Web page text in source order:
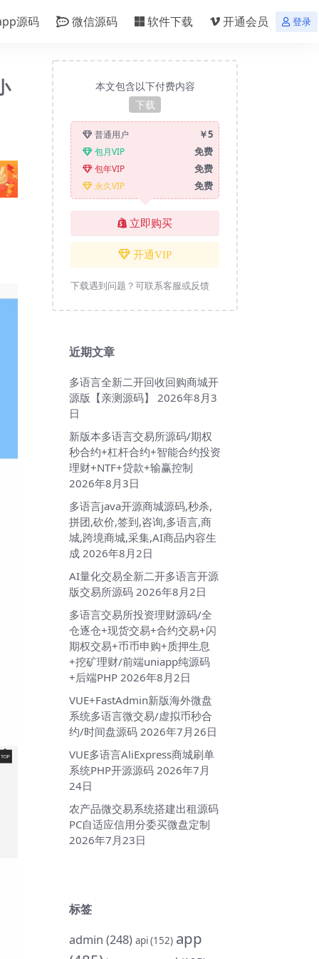
源码 微信源码 软件下载 开通会员 登录
本文包含以下付费内容
下载
普通用户 ￥5
包月VIP 免费
包年VIP 免费
永久VIP 免费
立即购买
开通VIP
下载遇到问题？可联系客服或反馈
近期文章
多语言全新二开回收回购商城开
源版【亲测源码】
2026年8月3
日
新版本多语言交易所源码/期权
秒合约+杠杆合约+智能合约投资
理财+NTF+贷款+输赢控制
2026年8月3日
多语言java开源商城源码,秒杀,
拼团,砍价,签到,咨询,多语言,商
城,跨境商城,采集,AI商品内容生
成 2026年8月2日
AI量化交易全新二开多语言开源
版交易所源码 2026年8月2日
多语言交易所投资理财源码/全
仓逐仓+现货交易+合约交易+闪
期权交易+币币申购+质押生息
+挖矿理财/前端uniapp纯源码
+后端PHP 2026年8月2日
VUE+FastAdmin新版海外微盘
系统多语言微交易/虚拟币秒合
约/时间盘源码 2026年7月26日
VUE多语言AliExpress商城刷单
系统PHP开源源码 2026年7月
24日
农产品微交易系统搭建出租源码
PC自适应信用分委买微盘定制
2026年7月23日
标签
admin (248) api(152) app